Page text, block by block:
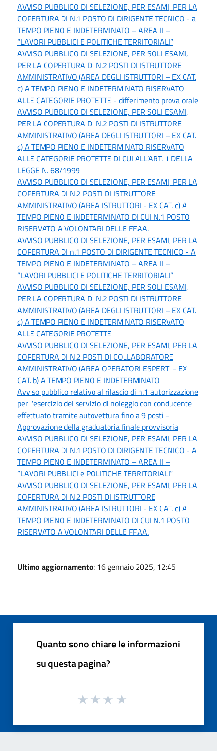
AVVISO PUBBLICO DI SELEZIONE, PER ESAMI, PER LA
COPERTURA DI N.1 POSTO DI DIRIGENTE TECNICO - a
TEMPO PIENO E INDETERMINATO – AREA II –
“LAVORI PUBBLICI E POLITICHE TERRITORIALI”
AVVISO PUBBLICO DI SELEZIONE, PER SOLI ESAMI,
PER LA COPERTURA DI N.2 POSTI DI ISTRUTTORE
AMMINISTRATIVO (AREA DEGLI ISTRUTTORI – EX CAT.
c) A TEMPO PIENO E INDETERMINATO RISERVATO
ALLE CATEGORIE PROTETTE - differimento prova orale
AVVISO PUBBLICO DI SELEZIONE, PER SOLI ESAMI,
PER LA COPERTURA DI N.2 POSTI DI ISTRUTTORE
AMMINISTRATIVO (AREA DEGLI ISTRUTTORI – EX CAT.
c) A TEMPO PIENO E INDETERMINATO RISERVATO
ALLE CATEGORIE PROTETTE DI CUI ALL’ART. 1 DELLA
LEGGE N. 68/1999
AVVISO PUBBLICO DI SELEZIONE, PER ESAMI, PER LA
COPERTURA DI N.2 POSTI DI ISTRUTTORE
AMMINISTRATIVO (AREA ISTRUTTORI - EX CAT. c) A
TEMPO PIENO E INDETERMINATO DI CUI N.1 POSTO
RISERVATO A VOLONTARI DELLE FF.AA.
AVVISO PUBBLICO DI SELEZIONE, PER ESAMI, PER LA
COPERTURA DI n.1 POSTO DI DIRIGENTE TECNICO - A
TEMPO PIENO E INDETERMINATO – AREA II –
“LAVORI PUBBLICI E POLITICHE TERRITORIALI”
AVVISO PUBBLICO DI SELEZIONE, PER SOLI ESAMI,
PER LA COPERTURA DI N.2 POSTI DI ISTRUTTORE
AMMINISTRATIVO (AREA DEGLI ISTRUTTORI – EX CAT.
c) A TEMPO PIENO E INDETERMINATO RISERVATO
ALLE CATEGORIE PROTETTE
AVVISO PUBBLICO DI SELEZIONE, PER ESAMI, PER LA
COPERTURA DI N.2 POSTI DI COLLABORATORE
AMMINISTRATIVO (AREA OPERATORI ESPERTI - EX
CAT. b) A TEMPO PIENO E INDETERMINATO
Avviso pubblico relativo al rilascio di n.1 autorizzazione
per l'esercizio del servizio di noleggio con conducente
effettuato tramite autovettura fino a 9 posti -
Approvazione della graduatoria finale provvisoria
AVVISO PUBBLICO DI SELEZIONE, PER ESAMI, PER LA
COPERTURA DI N.1 POSTO DI DIRIGENTE TECNICO - A
TEMPO PIENO E INDETERMINATO – AREA II –
“LAVORI PUBBLICI e POLITICHE TERRITORIALI”
AVVISO PUBBLICO DI SELEZIONE, PER ESAMI, PER LA
COPERTURA DI N.2 POSTI DI ISTRUTTORE
AMMINISTRATIVO (AREA ISTRUTTORI - EX CAT. c) A
TEMPO PIENO E INDETERMINATO DI CUI N.1 POSTO
RISERVATO A VOLONTARI DELLE FF.AA.
Ultimo aggiornamento: 16 gennaio 2025, 12:45
Quanto sono chiare le informazioni
su questa pagina?